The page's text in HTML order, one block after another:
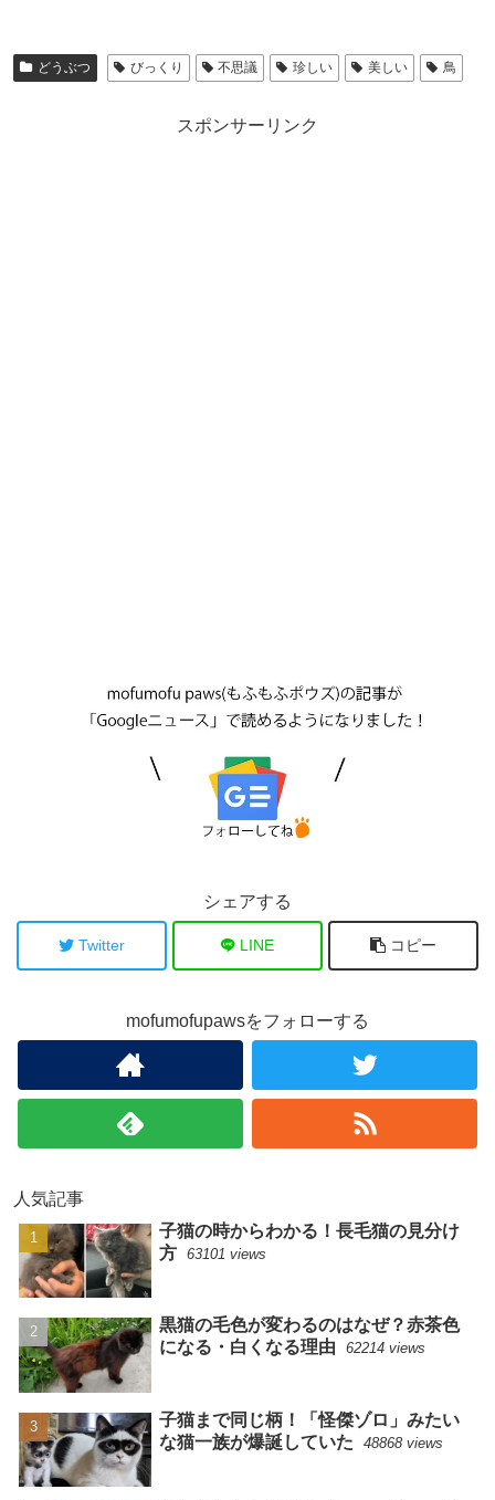
どうぶつ びっくり 不思議 珍しい 美しい 鳥
スポンサーリンク
シェアする
Twitter LINE コピー
mofumofupawsをフォローする
人気記事
子猫の時からわかる！長毛猫の見分け
方
63101 views
黒猫の毛色が変わるのはなぜ？赤茶色
になる・白くなる理由
62214 views
子猫まで同じ柄！「怪傑ゾロ」みたい
な猫一族が爆誕していた
48868 views